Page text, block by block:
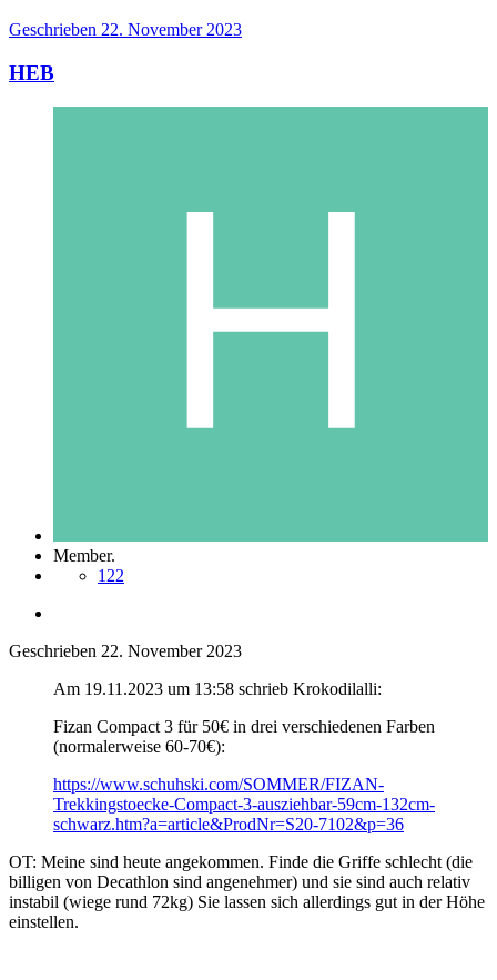
Geschrieben 22. November 2023
HEB
Member.
122
Geschrieben 22. November 2023
Am 19.11.2023 um 13:58 schrieb Krokodilalli:
Fizan Compact 3 für 50€ in drei verschiedenen Farben
(normalerweise 60-70€):
https://www.schuhski.com/SOMMER/FIZAN-
Trekkingstoecke-Compact-3-ausziehbar-59cm-132cm-
schwarz.htm?a=article&ProdNr=S20-7102&p=36
OT: Meine sind heute angekommen. Finde die Griffe schlecht (die
billigen von Decathlon sind angenehmer) und sie sind auch relativ
instabil (wiege rund 72kg) Sie lassen sich allerdings gut in der Höhe
einstellen.